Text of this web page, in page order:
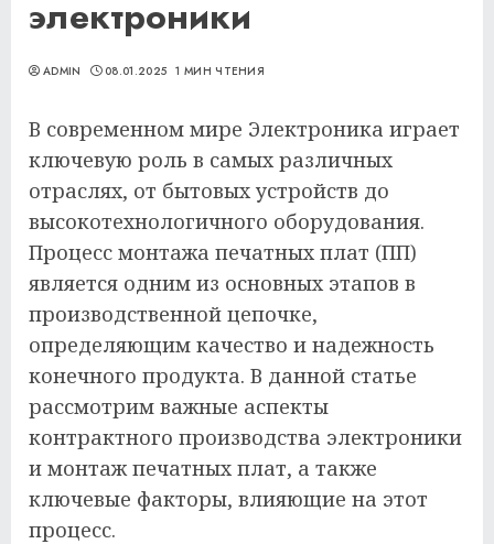
электроники
ADMIN 08.01.2025 1 МИН ЧТЕНИЯ
В современном мире Электроника играет
ключевую роль в самых различных
отраслях, от бытовых устройств до
высокотехнологичного оборудования.
Процесс монтажа печатных плат (ПП)
является одним из основных этапов в
производственной цепочке,
определяющим качество и надежность
конечного продукта. В данной статье
рассмотрим важные аспекты
контрактного производства электроники
и монтаж печатных плат, а также
ключевые факторы, влияющие на этот
процесс.